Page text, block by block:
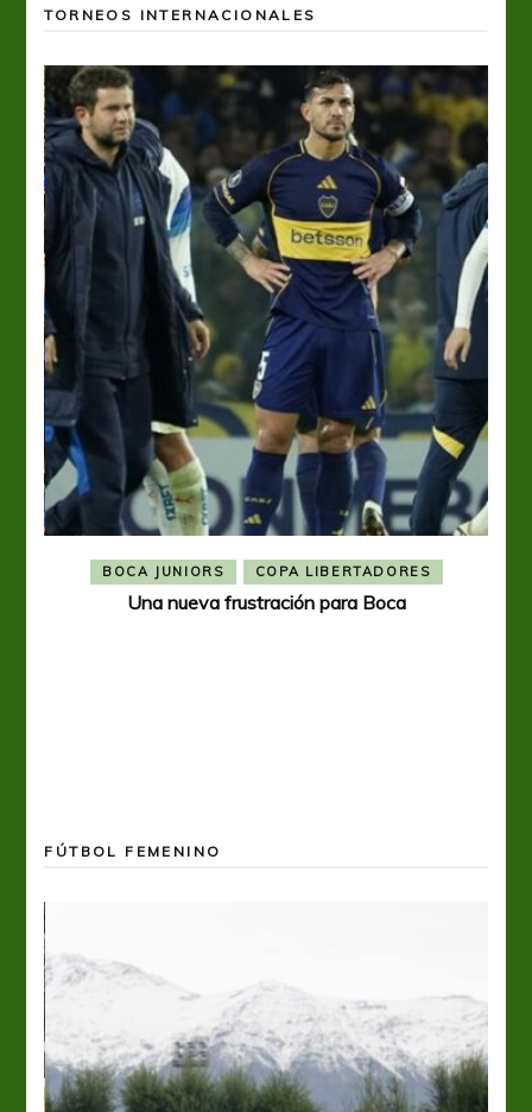
TORNEOS INTERNACIONALES
BOCA JUNIORS COPA LIBERTADORES
Una nueva frustración para Boca
FÚTBOL FEMENINO